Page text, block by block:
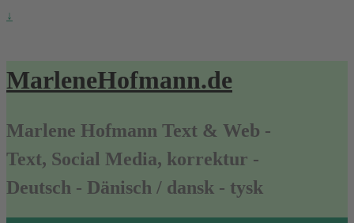
↓
MarleneHofmann.de
Marlene Hofmann Text & Web -
Text, Social Media, korrektur -
Deutsch - Dänisch / dansk - tysk